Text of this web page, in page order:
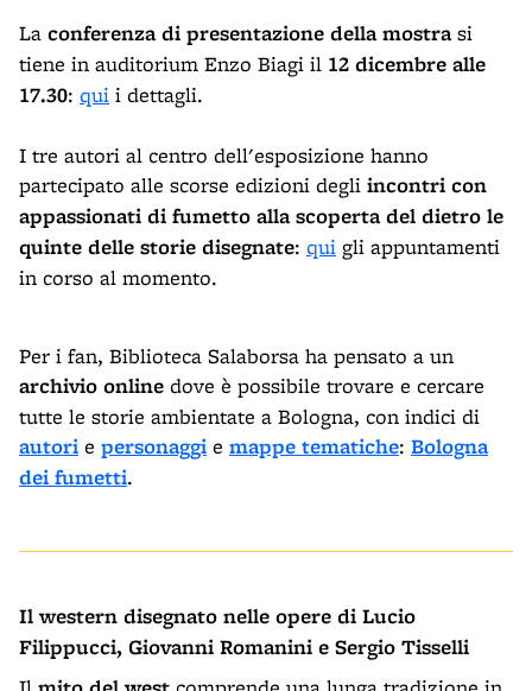
La conferenza di presentazione della mostrasi
tiene in auditorium Enzo Biagi il 12 dicembre alle
17.30: qui i dettagli.
I tre autori al centro dell'esposizione hanno
partecipato alle scorse edizioni degli incontri con
appassionati di fumetto alla scoperta del dietro le
quinte delle storie disegnate: qui gli appuntamenti
in corso al momento.
Per i fan, Biblioteca Salaborsa ha pensato a un
archivio online dove è possibile trovare e cercare
tutte le storie ambientate a Bologna, con indici di
autori e personaggi e mappe tematiche: Bologna
dei fumetti.
Il western disegnato nelle opere di Lucio
Filippucci, Giovanni Romanini e Sergio Tisselli